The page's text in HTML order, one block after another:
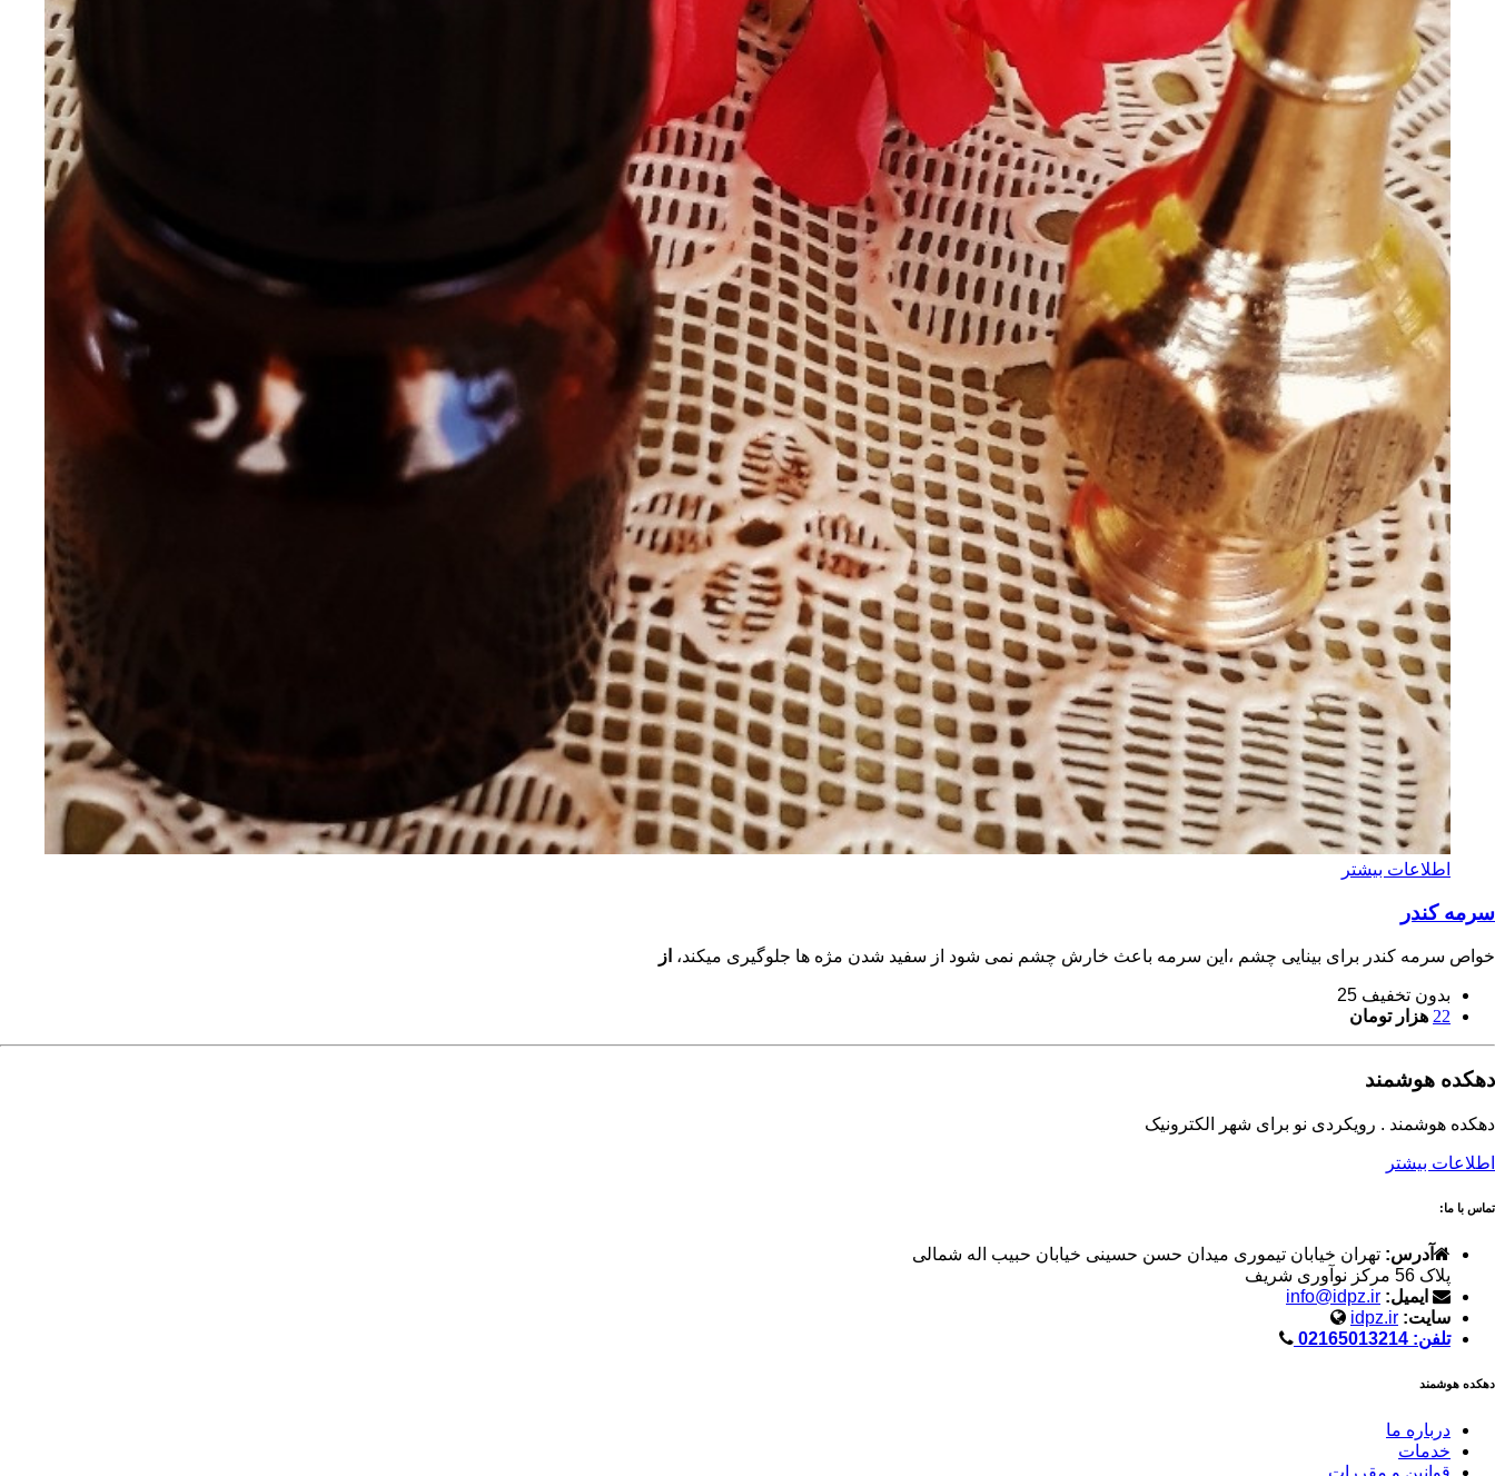
اطلاعات بیشتر
سرمه کندر
خواص سرمه کندر برای بینایی چشم ،این سرمه باعث خارش چشم نمی شود از سفید شدن مژه ها جلوگیری میکند، از
بدون تخفیف 25
22 هزار تومان
دهکده هوشمند
دهکده هوشمند . رویکردی نو برای شهر الکترونیک
اطلاعات بیشتر
تماس با ما:
آدرس: تهران خیابان تیموری میدان حسن حسینی خیابان حبیب اله شمالی
پلاک 56 مرکز نوآوری شریف
ایمیل: info@idpz.ir
سایت: idpz.ir
تلفن: 02165013214
دهکده هوشمند
درباره ما
خدمات
قوانین و مقررات